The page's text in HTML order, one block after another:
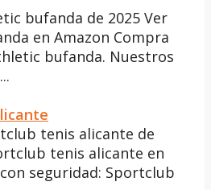
bufanda de 2025 Ver
en Amazon Compra
bufanda. Nuestros
tenis alicante de
tenis alicante en
seguridad: Sportclub